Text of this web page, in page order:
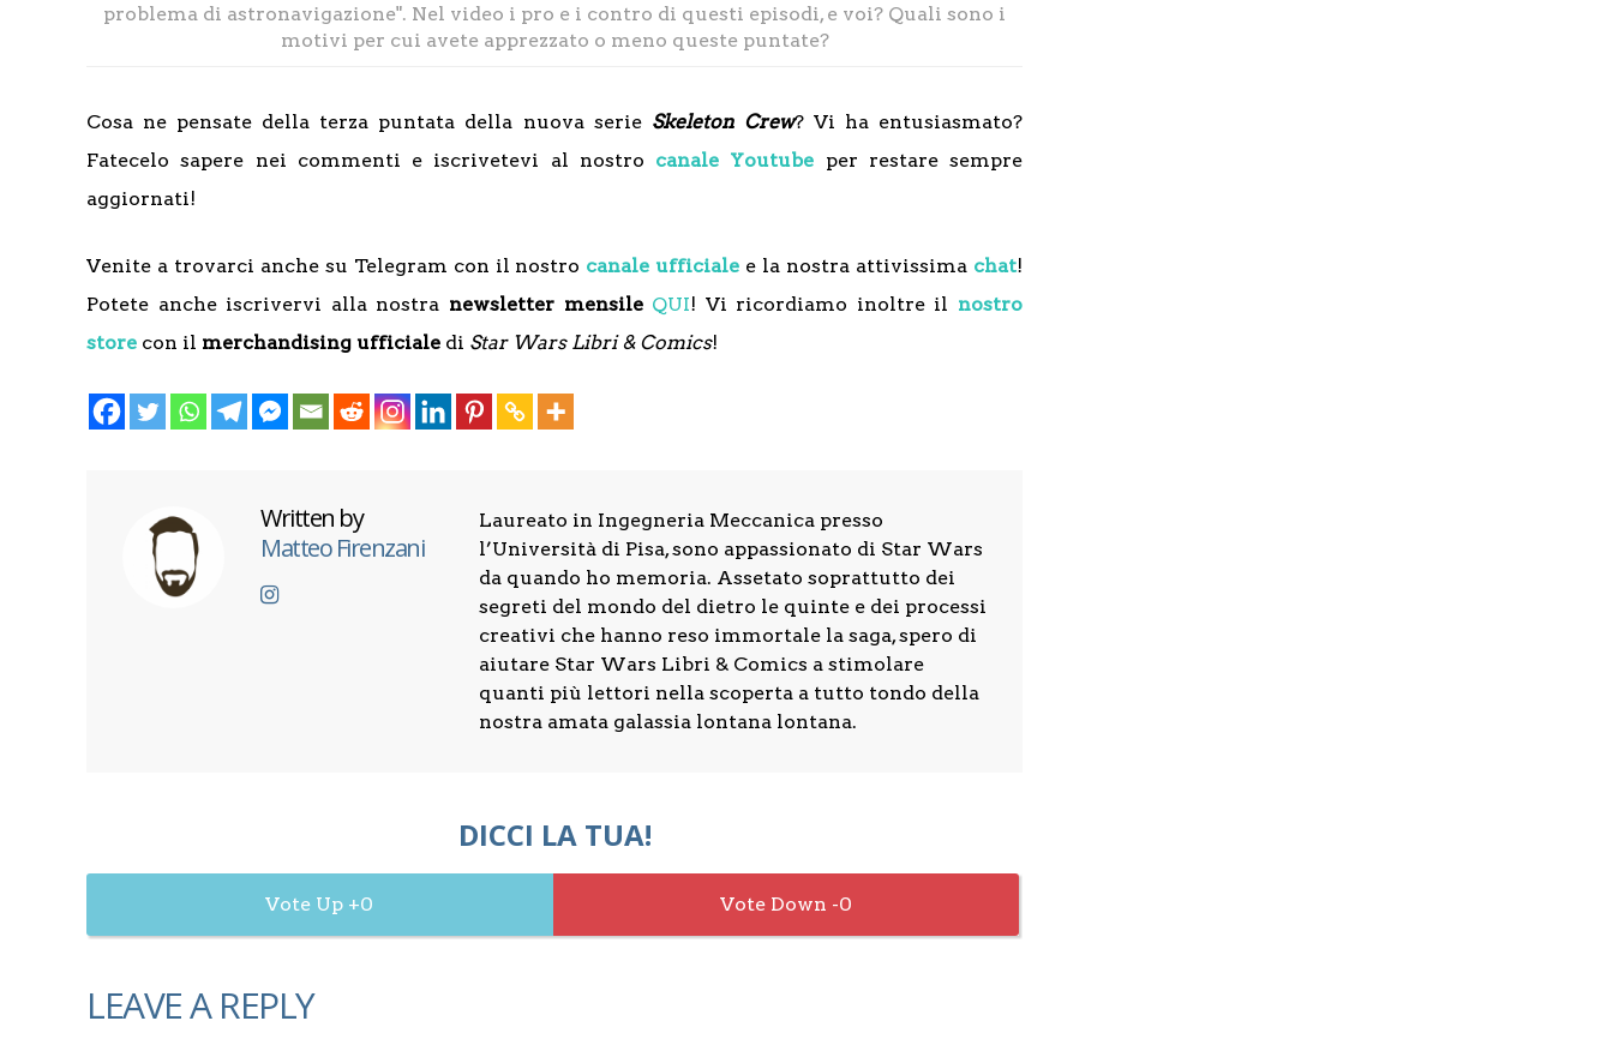
problema di astronavigazione". Nel video i pro e i contro di questi episodi, e voi? Quali sono i
motivi per cui avete apprezzato o meno queste puntate?
Cosa ne pensate della terza puntata della nuova serie Skeleton Crew? Vi ha entusiasmato?
Fatecelo sapere nei commenti e iscrivetevi al nostro canale Youtube per restare sempre
aggiornati!
Venite a trovarci anche su Telegram con il nostro canale ufficiale e la nostra attivissima chat!
Potete anche iscrivervi alla nostra newsletter mensile QUI! Vi ricordiamo inoltre il nostro
store con il merchandising ufficiale di Star Wars Libri & Comics!
Written by
Matteo Firenzani
Laureato in Ingegneria Meccanica presso
l’Università di Pisa, sono appassionato di Star Wars
da quando ho memoria. Assetato soprattutto dei
segreti del mondo del dietro le quinte e dei processi
creativi che hanno reso immortale la saga, spero di
aiutare Star Wars Libri & Comics a stimolare
quanti più lettori nella scoperta a tutto tondo della
nostra amata galassia lontana lontana.
DICCI LA TUA!
0 0
LEAVE A REPLY